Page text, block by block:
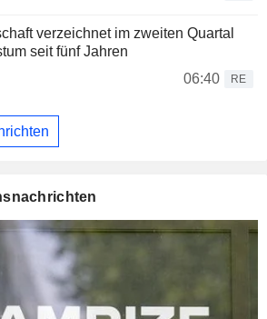
verzeichnet im zweiten Quartal
seit fünf Jahren
06:40
RE